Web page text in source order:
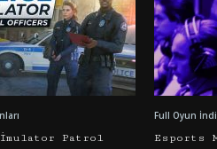
Patrol
Full Oyun
Esports